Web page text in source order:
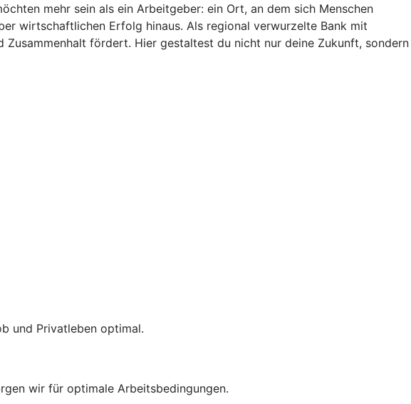
mehr sein als ein Arbeitgeber: ein Ort, an dem sich Menschen
wirtschaftlichen Erfolg hinaus. Als regional verwurzelte Bank mit
fördert. Hier gestaltest du nicht nur deine Zukunft, sondern
und Privatleben optimal.
wir für optimale Arbeitsbedingungen.